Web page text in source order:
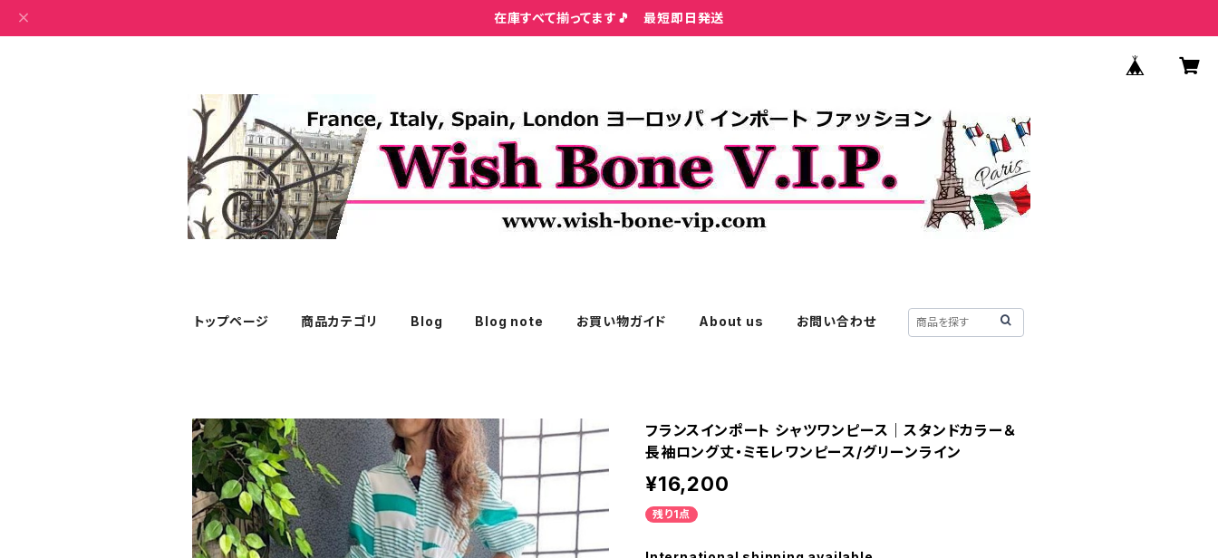
在庫すべて揃ってます🎵 最短即日発送
トップページ 商品カテゴリ Blog Blog note お買い物ガイド About us お問い合わせ
フランスインポート シャツワンピース｜スタンドカラー＆
長袖ロング丈・ミモレワンピース/グリーンライン
¥16,200
残り1点